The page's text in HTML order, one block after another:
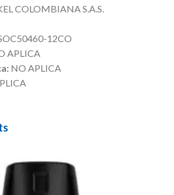
COLOMBIANA S.A.S.
12CO
APLICA
NO APLICA